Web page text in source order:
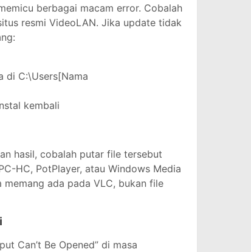
berbagai macam error. Cobalah
resmi VideoLAN. Jika update tidak
di C:\Users[Nama
kembali
hasil, cobalah putar file tersebut
HC, PotPlayer, atau Windows Media
ada pada VLC, bukan file
Can’t Be Opened” di masa